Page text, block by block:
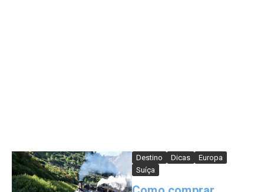
Destino Dicas
Europa
Suíça